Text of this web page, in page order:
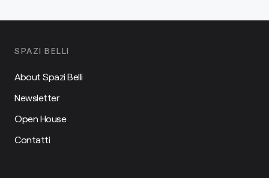
SPAZI BELLI
About Spazi Belli
Newsletter
Open House
Contatti